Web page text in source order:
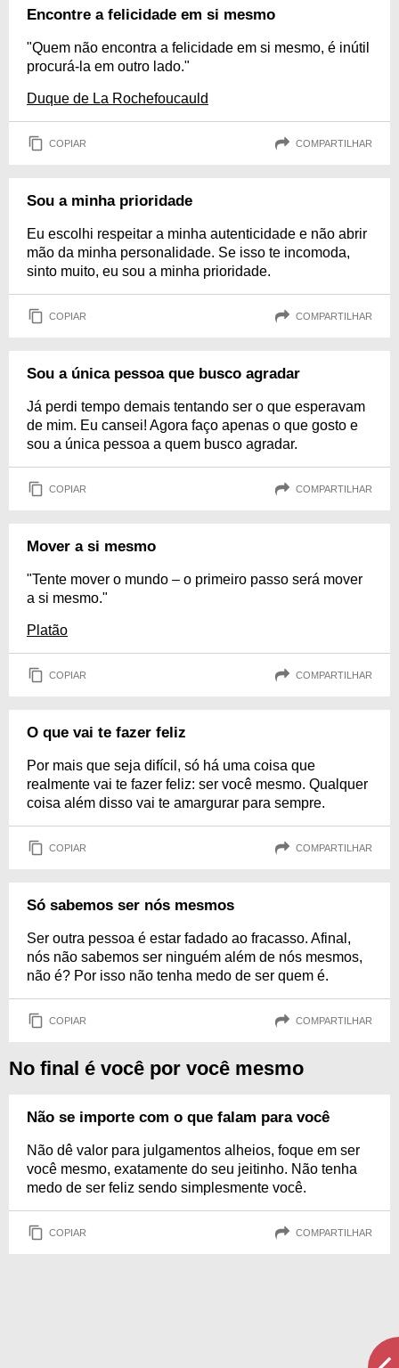
Encontre a felicidade em si mesmo
"Quem não encontra a felicidade em si mesmo, é inútil
procurá-la em outro lado."
Duque de La Rochefoucauld
COPIAR COMPARTILHAR
Sou a minha prioridade
Eu escolhi respeitar a minha autenticidade e não abrir
mão da minha personalidade. Se isso te incomoda,
sinto muito, eu sou a minha prioridade.
COPIAR COMPARTILHAR
Sou a única pessoa que busco agradar
Já perdi tempo demais tentando ser o que esperavam
de mim. Eu cansei! Agora faço apenas o que gosto e
sou a única pessoa a quem busco agradar.
COPIAR COMPARTILHAR
Mover a si mesmo
"Tente mover o mundo – o primeiro passo será mover
a si mesmo."
Platão
COPIAR COMPARTILHAR
O que vai te fazer feliz
Por mais que seja difícil, só há uma coisa que
realmente vai te fazer feliz: ser você mesmo. Qualquer
coisa além disso vai te amargurar para sempre.
COPIAR COMPARTILHAR
Só sabemos ser nós mesmos
Ser outra pessoa é estar fadado ao fracasso. Afinal,
nós não sabemos ser ninguém além de nós mesmos,
não é? Por isso não tenha medo de ser quem é.
COPIAR COMPARTILHAR
No final é você por você mesmo
Não se importe com o que falam para você
Não dê valor para julgamentos alheios, foque em ser
você mesmo, exatamente do seu jeitinho. Não tenha
medo de ser feliz sendo simplesmente você.
COPIAR COMPARTILHAR